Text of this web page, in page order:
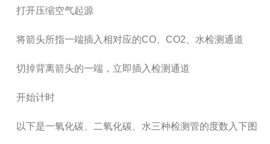
打开压缩空气起源
将箭头所指一端插入相对应的CO、CO2、水检测通道
切掉背离箭头的一端，立即插入检测通道
开始计时
以下是一氧化碳、二氧化碳、水三种检测管的度数入下图